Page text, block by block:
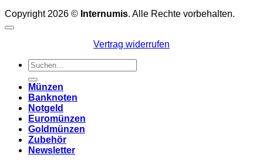
Copyright 2026 © Internumis. Alle Rechte vorbehalten.
Vertrag widerrufen
Suchen
nach:
Münzen
Banknoten
Notgeld
Euromünzen
Goldmünzen
Zubehör
Newsletter